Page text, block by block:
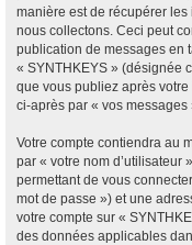
manière est de récupérer
nous collectons. Ceci peut
publication de messages en
« SYNTHKEYS » (désignée
que vous publiez après
ci-après par « vos messages
Votre compte contiendra au
par « votre nom d’utilisateur
permettant de vous
mot de passe ») et une
votre compte sur «
des données applicables